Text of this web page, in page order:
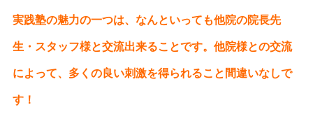
実践塾の魅力の一つは、なんといっても他院の院長先
生・スタッフ様と交流出来ることです。他院様との交流
によって、多くの良い刺激を得られること間違いなしで
す！